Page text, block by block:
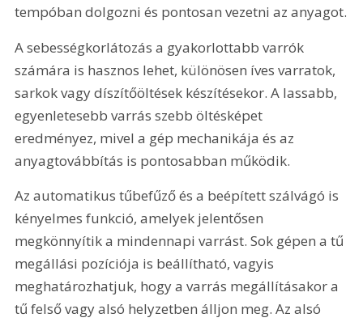
tempóban dolgozni és pontosan vezetni az anyagot.
A sebességkorlátozás a gyakorlottabb varrók
számára is hasznos lehet, különösen íves varratok,
sarkok vagy díszítőöltések készítésekor. A lassabb,
egyenletesebb varrás szebb öltésképet
eredményez, mivel a gép mechanikája és az
anyagtovábbítás is pontosabban működik.
Az automatikus tűbefűző és a beépített szálvágó is
kényelmes funkció, amelyek jelentősen
megkönnyítik a mindennapi varrást. Sok gépen a tű
megállási pozíciója is beállítható, vagyis
meghatározhatjuk, hogy a varrás megállításakor a
tű felső vagy alsó helyzetben álljon meg. Az alsó